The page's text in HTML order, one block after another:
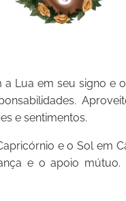
a Lua em seu signo e
e sentimentos.
e o Sol em
e o apoio